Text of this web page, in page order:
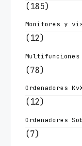
(185)
Monitores y
(12)
Multifunciones
(78)
Ordenadores
(12)
Ordenadores
(7)